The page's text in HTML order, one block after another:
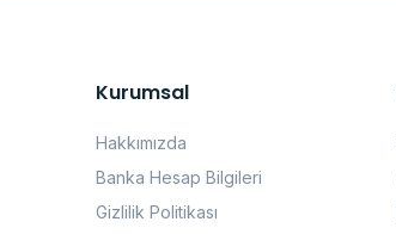
Kurumsal
Hakkımızda
Banka Hesap Bilgileri
Gizlilik Politikası